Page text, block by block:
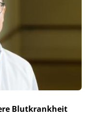
Blutkrankheit